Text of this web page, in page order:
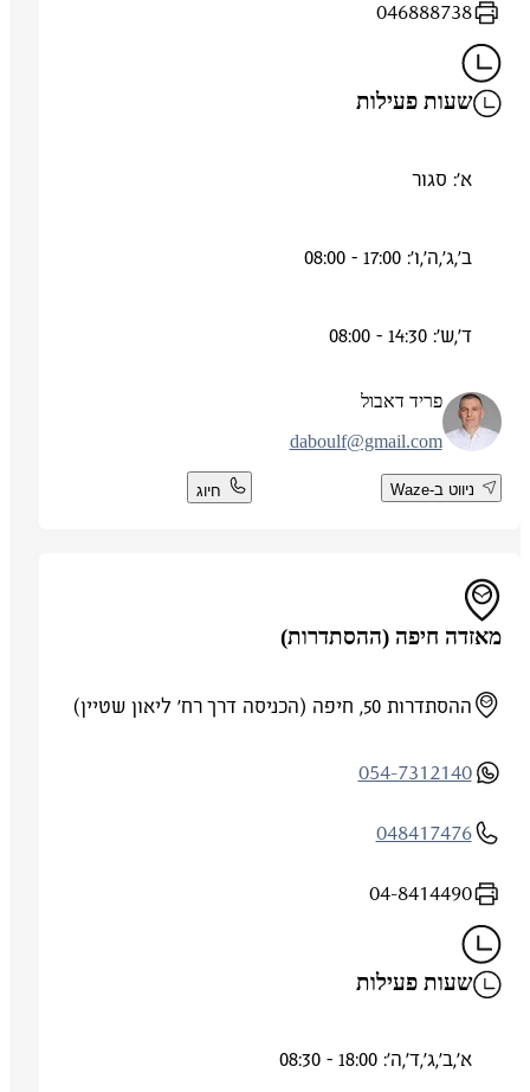
046888738
שעות פעילות
א': סגור
ב',ג',ה',ו': 17:00 - 08:00
ד',ש': 14:30 - 08:00
פריד דאבול
daboulf@gmail.com
ניווט ב-Waze חיוג
מאזדה חיפה (ההסתדרות)
ההסתדרות 50, חיפה (הכניסה דרך רח' ליאון שטיין)
054-7312140
048417476
04-8414490
שעות פעילות
א',ב',ג',ד',ה': 18:00 - 08:30